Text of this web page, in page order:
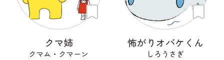
クマ姉
クマム・クマーン
怖がりオバケくん
しろうさぎ